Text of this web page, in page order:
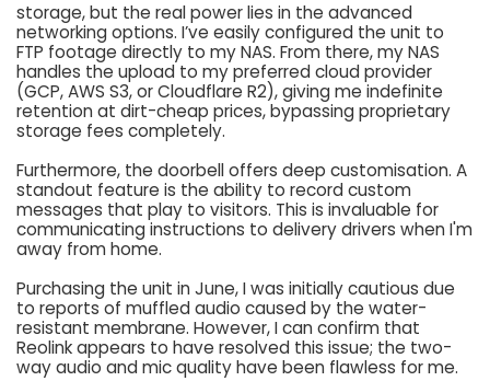
storage, but the real power lies in the advanced
networking options. I’ve easily configured the unit to
FTP footage directly to my NAS. From there, my NAS
handles the upload to my preferred cloud provider
(GCP, AWS S3, or Cloudflare R2), giving me indefinite
retention at dirt-cheap prices, bypassing proprietary
storage fees completely.
Furthermore, the doorbell offers deep customisation. A
standout feature is the ability to record custom
messages that play to visitors. This is invaluable for
communicating instructions to delivery drivers when I'm
away from home.
Purchasing the unit in June, I was initially cautious due
to reports of muffled audio caused by the water-
resistant membrane. However, I can confirm that
Reolink appears to have resolved this issue; the two-
way audio and mic quality have been flawless for me.